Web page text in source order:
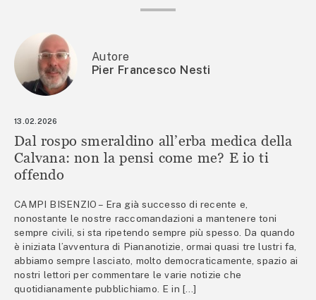
Autore
Pier Francesco Nesti
13.02.2026
Dal rospo smeraldino all’erba medica della
Calvana: non la pensi come me? E io ti
offendo
CAMPI BISENZIO – Era già successo di recente e,
nonostante le nostre raccomandazioni a mantenere toni
sempre civili, si sta ripetendo sempre più spesso. Da quando
è iniziata l’avventura di Piananotizie, ormai quasi tre lustri fa,
abbiamo sempre lasciato, molto democraticamente, spazio ai
nostri lettori per commentare le varie notizie che
quotidianamente pubblichiamo. E in […]